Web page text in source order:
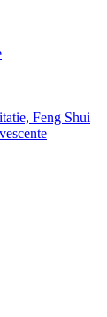
Feng Shui